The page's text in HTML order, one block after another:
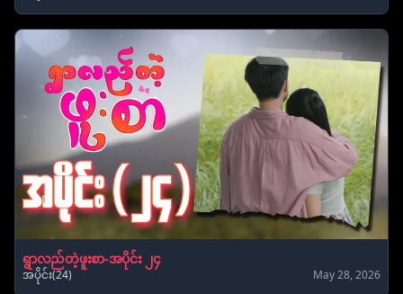
ရွာလည်တဲ့ဖူးစာ-အပိုင်း ၂၄
အပိုင်း(24) May 28, 2026